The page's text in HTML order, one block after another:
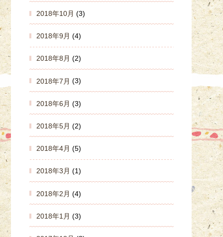
2018年10月 (3)
2018年9月 (4)
2018年8月 (2)
2018年7月 (3)
2018年6月 (3)
2018年5月 (2)
2018年4月 (5)
2018年3月 (1)
2018年2月 (4)
2018年1月 (3)